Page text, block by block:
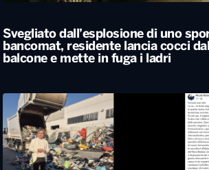
Svegliato dall’esplosione di uno
bancomat, residente lancia cocci dal
balcone e mette in fuga i ladri